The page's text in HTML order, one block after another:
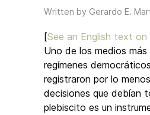
Written by Gerardo E.
[See an English text
Uno de los medios
regímenes
registraron por lo
decisiones que debían
plebiscito es un